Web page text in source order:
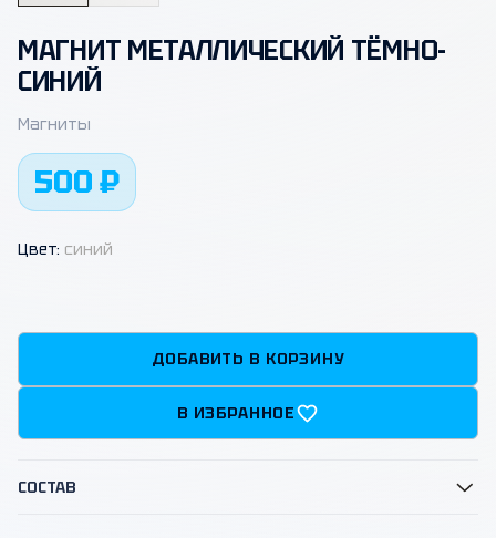
МАГНИТ МЕТАЛЛИЧЕСКИЙ ТЁМНО-
СИНИЙ
Магниты
500 ₽
Цвет: синий
ДОБАВИТЬ В КОРЗИНУ
В ИЗБРАННОЕ
СОСТАВ